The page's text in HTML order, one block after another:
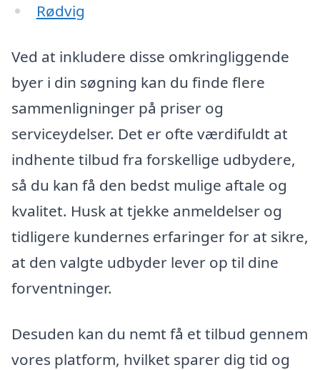
Rødvig
Ved at inkludere disse omkringliggende
byer i din søgning kan du finde flere
sammenligninger på priser og
serviceydelser. Det er ofte værdifuldt at
indhente tilbud fra forskellige udbydere,
så du kan få den bedst mulige aftale og
kvalitet. Husk at tjekke anmeldelser og
tidligere kundernes erfaringer for at sikre,
at den valgte udbyder lever op til dine
forventninger.
Desuden kan du nemt få et tilbud gennem
vores platform, hvilket sparer dig tid og